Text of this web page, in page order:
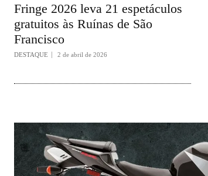
Fringe 2026 leva 21 espetáculos
gratuitos às Ruínas de São
Francisco
DESTAQUE 2 de abril de 2026